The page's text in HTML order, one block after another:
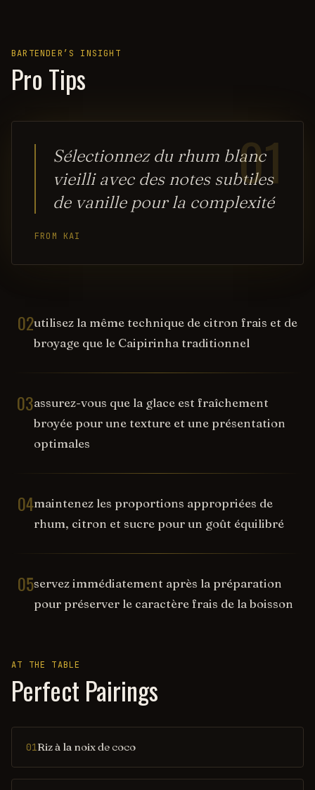
BARTENDER’S INSIGHT
Pro Tips
01
Sélectionnez du rhum blanc
vieilli avec des notes subtiles
de vanille pour la complexité
FROM KAI
02utilisez la même technique de citron frais et de
broyage que le Caipirinha traditionnel
03assurez-vous que la glace est fraîchement
broyée pour une texture et une présentation
optimales
04maintenez les proportions appropriées de
rhum, citron et sucre pour un goût équilibré
05servez immédiatement après la préparation
pour préserver le caractère frais de la boisson
AT THE TABLE
Perfect Pairings
01Riz à la noix de coco